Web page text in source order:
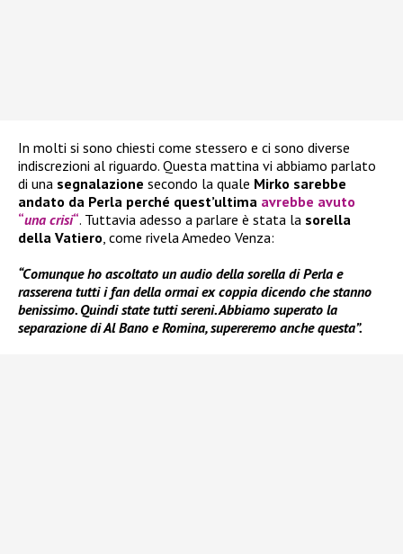
In molti si sono chiesti come stessero e ci sono diverse
indiscrezioni al riguardo. Questa mattina vi abbiamo parlato
di una segnalazione secondo la quale Mirko sarebbe
andato da Perla perché quest’ultima avrebbe avuto
“una crisi“. Tuttavia adesso a parlare è stata la sorella
della Vatiero, come rivela Amedeo Venza:
“Comunque ho ascoltato un audio della sorella di Perla e
rasserena tutti i fan della ormai ex coppia dicendo che stanno
benissimo. Quindi state tutti sereni. Abbiamo superato la
separazione di Al Bano e Romina, supereremo anche questa”.